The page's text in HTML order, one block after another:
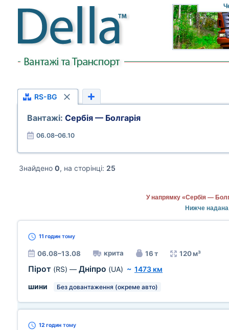
RS-BG
Вантажі: Сербія — Болгарія
06.08–06.10
Знайдено 0, на сторінці: 25
У напрямку «Сербія —
Нижче надана
11 годин тому
06.08–13.08 крита 16 т 120 м³
Пірот (RS) — Дніпро (UA) ~ 1473 км
шини
Без довантаження (окреме авто)
12 годин тому